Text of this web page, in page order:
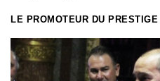
LE PROMOTEUR DU